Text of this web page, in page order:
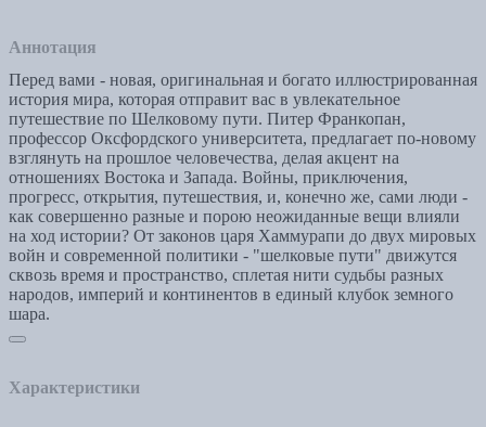
Аннотация
Перед вами - новая, оригинальная и богато иллюстрированная
история мира, которая отправит вас в увлекательное
путешествие по Шелковому пути. Питер Франкопан,
профессор Оксфордского университета, предлагает по-новому
взглянуть на прошлое человечества, делая акцент на
отношениях Востока и Запада. Войны, приключения,
прогресс, открытия, путешествия, и, конечно же, сами люди -
как совершенно разные и порою неожиданные вещи влияли
на ход истории? От законов царя Хаммурапи до двух мировых
войн и современной политики - "шелковые пути" движутся
сквозь время и пространство, сплетая нити судьбы разных
народов, империй и континентов в единый клубок земного
шара.
Характеристики